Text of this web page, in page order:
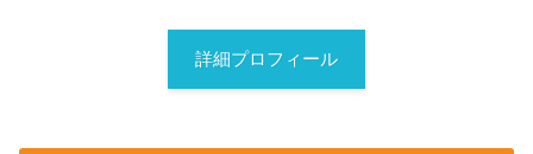
詳細プロフィール